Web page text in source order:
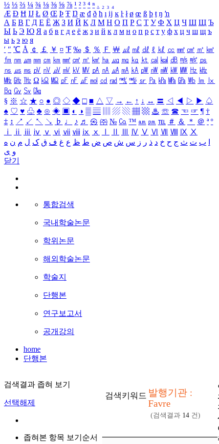
½ ⅓ ⅔ ¼ ¾ ⅛ ⅜ ⅝ ⅞ ¹ ² ³ ⁴ ⁿ ₁ ₂ ₃ ₄
Æ Ð Ħ Ĳ Ł Ø Œ Þ Ŧ Ŋ æ đ ð ħ ı ĳ ĸ ŀ ł ø œ ß þ ŧ ŋ ŉ
А Б В Г Д Е Ё Ж З И Й К Л М Н О П Р С Т У Ф Х Ц Ч Ш Щ Ъ
Ы Ь Э Ю Я а б в г д е ё ж з и й к л м н о п р с т у ф х ц ч ш щ ъ
ы ь э ю я
′ ″ ℃ Å ￠ ￡ ￥ ¤ ℉ ‰ ＄ ％ Ｆ ￦ ㎕ ㎖ ㎗ ℓ ㎘ ㏄ ㎣ ㎤ ㎥ ㎦
㎙ ㎚ ㎛ ㎜ ㎝ ㎞ ㎟ ㎠ ㎡ ㎢ ㏊ ㎍ ㎎ ㎏ ㏏ ㎈ ㎉ ㏈ ㎧ ㎨ ㎰
㎱ ㎲ ㎳ ㎴ ㎵ ㎶ ㎷ ㎸ ㎹ ㎀ ㎁ ㎂ ㎃ ㎄ ㎺ ㎻ ㎽ ㎾ ㎿ ㎐ ㎑
㎒ ㎓ ㎔ Ω ㏀ ㏁ ㎊ ㎋ ㎌ ㏖ ㏅ ㎭ ㎮ ㎯ ㏛ ㎩ ㎪ ㎫ ㎬ ㏝ ㏐
㏓
㏃ ㏉ ㏜ ㏆
§ ※ ☆ ★ ○ ● ◎ ◇ ◆ □ ■ △ ▽ → ← ↑ ↓ ↔ 〓 ◁ ◀ ▷ ▶ ♤
♠ ♡ ♥ ♧ ♣ ⊙ ◈ ▣ ◐ ◑ ▒ ▤ ▨ ▧ ▦ ▩ ♨ ☏ ☎ ☜ ☞ ¶ †
‡ ↕ ↗ ↙ ↖ ↘ ♭ ♩ ♪ ♬ ㉿ ㈜ № ㏇ ™ ㏂ ㏘ ℡ ＃ ＆ ＊ ＠ ª º
ⅰ
ⅱ ⅲ ⅳ ⅴ ⅵ ⅶ ⅷ ⅸ ⅹ Ⅳ Ⅴ Ⅵ Ⅶ Ⅷ Ⅸ Ⅹ
ب ت ث ج ح خ د ذ ر ز س ش ص ض ط ظ ع غ ف ق ک ل م ن ه
و ی
닫기
통합검색
국내학술논문
학위논문
해외학술논문
학술지
단행본
연구보고서
공개강의
home
단행본
검색결과 좁혀 보기
선택해제
좁혀본 항목 보기순서
검색키워드 발행기관 :
Favre
(검색결과 14 건)